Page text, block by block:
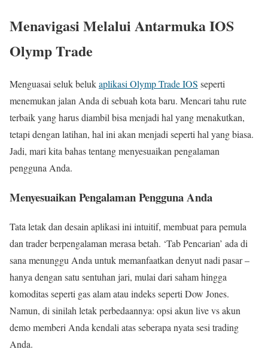
Menavigasi Melalui Antarmuka IOS
Olymp Trade
Menguasai seluk belukaplikasi Olymp Trade IOS seperti
menemukan jalan Anda di sebuah kota baru. Mencari tahu rute
terbaik yang harus diambil bisa menjadi hal yang menakutkan,
tetapi dengan latihan, hal ini akan menjadi seperti hal yang biasa.
Jadi, mari kita bahas tentang menyesuaikan pengalaman
pengguna Anda.
Menyesuaikan Pengalaman Pengguna Anda
Tata letak dan desain aplikasi ini intuitif, membuat para pemula
dan trader berpengalaman merasa betah. ‘Tab Pencarian’ ada di
sana menunggu Anda untuk memanfaatkan denyut nadi pasar –
hanya dengan satu sentuhan jari, mulai dari saham hingga
komoditas seperti gas alam atau indeks seperti Dow Jones.
Namun, di sinilah letak perbedaannya: opsi akun live vs akun
demo memberi Anda kendali atas seberapa nyata sesi trading
Anda.